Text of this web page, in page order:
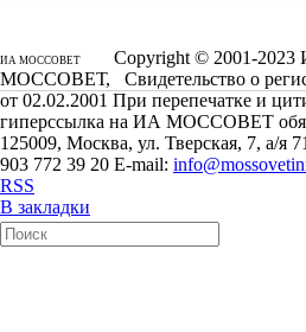
ИА МОССОВЕТ
Copyright © 2001-2023
МОССОВЕТ, Свидетельство о
от 02.02.2001 При перепечатке и
гиперссылка на ИА МОССОВЕТ
125009, Москва, ул. Тверская, 7, а/я
903 772 39 20 E-mail:
RSS
В закладки